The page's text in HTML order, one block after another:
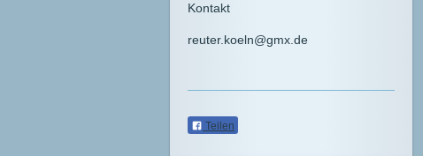
Kontakt
reuter.koeln@gmx.de
Teilen